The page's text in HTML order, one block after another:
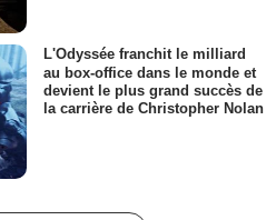
L'Odyssée franchit le milliard
au box-office dans le monde et
devient le plus grand succès de
la carrière de Christopher Nolan